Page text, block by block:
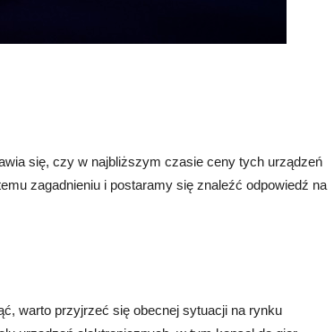
się, czy w najbliższym czasie ceny tych urządzeń
zagadnieniu i postaramy się znaleźć odpowiedź na
warto przyjrzeć się obecnej sytuacji na rynku